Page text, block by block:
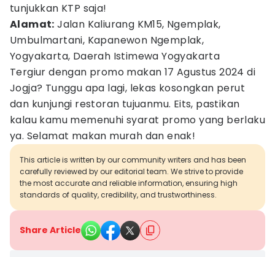
tunjukkan KTP saja!
Alamat: Jalan Kaliurang KM15, Ngemplak,
Umbulmartani, Kapanewon Ngemplak,
Yogyakarta, Daerah Istimewa Yogyakarta
Tergiur dengan promo makan 17 Agustus 2024 di
Jogja? Tunggu apa lagi, lekas kosongkan perut
dan kunjungi restoran tujuanmu. Eits, pastikan
kalau kamu memenuhi syarat promo yang berlaku
ya. Selamat makan murah dan enak!
This article is written by our community writers and has been
carefully reviewed by our editorial team. We strive to provide
the most accurate and reliable information, ensuring high
standards of quality, credibility, and trustworthiness.
Share Article